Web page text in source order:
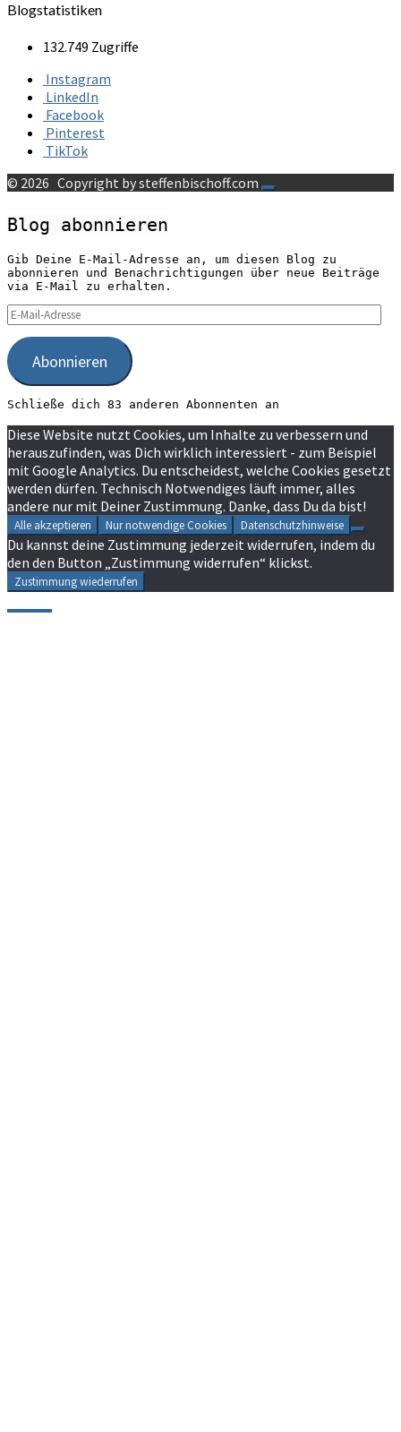
Blogstatistiken
132.749 Zugriffe
Instagram
LinkedIn
Facebook
Pinterest
TikTok
© 2026 Copyright by steffenbischoff.com
Blog abonnieren
Gib Deine E-Mail-Adresse an, um diesen Blog zu
abonnieren und Benachrichtigungen über neue Beiträge
via E-Mail zu erhalten.
E-
Mail-
Adresse
Abonnieren
Schließe dich 83 anderen Abonnenten an
Diese Website nutzt Cookies, um Inhalte zu verbessern und
herauszufinden, was Dich wirklich interessiert - zum Beispiel
mit Google Analytics. Du entscheidest, welche Cookies gesetzt
werden dürfen. Technisch Notwendiges läuft immer, alles
andere nur mit Deiner Zustimmung. Danke, dass Du da bist!
Alle akzeptieren Nur notwendige Cookies Datenschutzhinweise
Du kannst deine Zustimmung jederzeit widerrufen, indem du
den den Button „Zustimmung widerrufen“ klickst.
Zustimmung wiederrufen